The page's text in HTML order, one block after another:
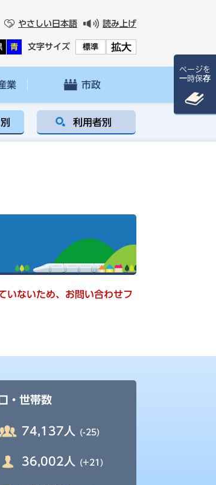
やさしい日本語 読み上げ
青 文字サイズ 標準 拡大
業 市政
利用者別
いないため、お問い合わせフ
・世帯数
74,137人 (-25)
36,002人 (+21)
ページを
一時保存